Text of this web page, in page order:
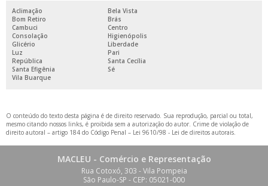
Aclimação
Bela Vista
Bom Retiro
Brás
Cambuci
Centro
Consolação
Higienópolis
Glicério
Liberdade
Luz
Pari
República
Santa Cecília
Santa Efigênia
Sé
Vila Buarque
O conteúdo do texto desta página é de direito reservado. Sua reprodução, parcial ou total,
mesmo citando nossos links, é proibida sem a autorização do autor. Crime de violação de
direito autoral – artigo 184 do Código Penal – Lei 9610/98 - Lei de direitos autorais.
MACLEU - Comércio e Representação
Rua Cotoxó, 303 - Vila Pompeia
São Paulo-SP - CEP: 05021-000